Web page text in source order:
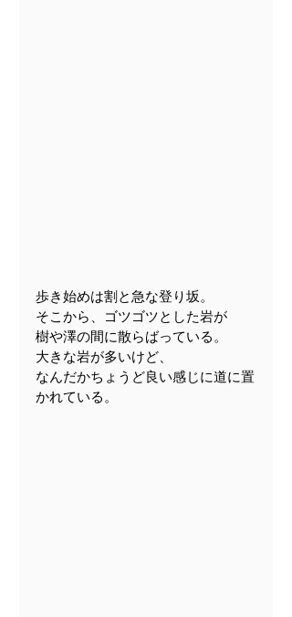
歩き始めは割と急な登り坂。
そこから、ゴツゴツとした岩が
樹や澤の間に散らばっている。
大きな岩が多いけど、
なんだかちょうど良い感じに道に置
かれている。